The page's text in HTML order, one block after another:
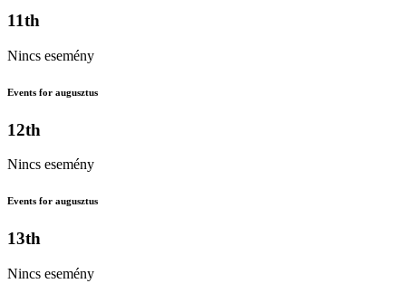
11th
Nincs esemény
Events for augusztus
12th
Nincs esemény
Events for augusztus
13th
Nincs esemény